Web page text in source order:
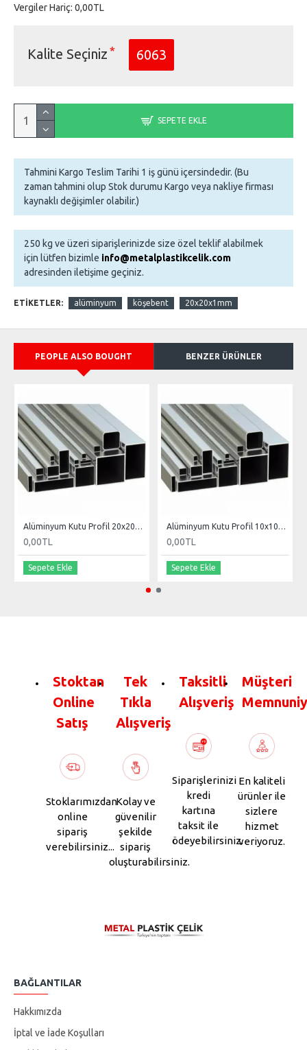
Vergiler Hariç: 0,00TL
SEPETE EKLE
Kalite Seçiniz 6063
Tahmini Kargo Teslim Tarihi 1 iş günü içersindedir. (Bu
zaman tahmini olup Stok durumu Kargo veya nakliye firması
kaynaklı değişimler olabilir.)
250 kg ve üzeri siparişlerinizde size özel teklif alabilmek
için lütfen bizimle info@metalplastikcelik.com
adresinden iletişime geçiniz.
ETIKETLER: alüminyum köşebent 20x20x1mm
PEOPLE ALSO BOUGHT BENZER ÜRÜNLER
Alüminyum Kutu Profil 20x20x2mm
0,00TL
Sepete Ekle
Alüminyum Kutu Profil 10x10x1 mm
0,00TL
Sepete Ekle
Stoktan
Online
Satış
Stoklarımızdan
online
sipariş
verebilirsiniz...
Tek
Tıkla
Alışveriş
Kolay ve
güvenilir
şekilde
sipariş
oluşturabilirsiniz.
Taksitli
Alışveriş
Siparişlerinizi
kredi
kartına
taksit ile
ödeyebilirsiniz.
Müşteri
En kaliteli
ürünler ile
sizlere
hizmet
veriyoruz.
BAĞLANTILAR
Hakkımızda
İptal ve İade Koşulları